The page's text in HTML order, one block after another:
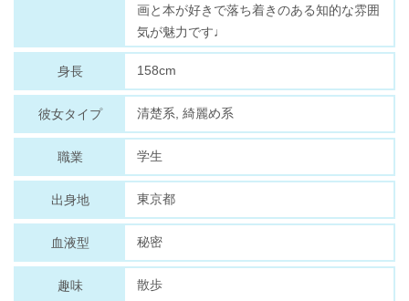
画と本が好きで落ち着きのある知的な雰囲
気が魅力です♩
身長 158cm
彼女タイプ 清楚系, 綺麗め系
職業 学生
出身地 東京都
血液型 秘密
趣味 散歩